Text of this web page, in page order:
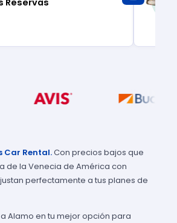
Reservas
Car Rental.Con precios bajos que
de la Venecia de América con
perfectamente a tus planes de
Alamo en tu mejor opción para